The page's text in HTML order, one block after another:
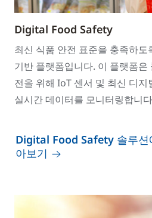
Digital Food Safety
최신 식품 안전 표준을 충족하도
기반 플랫폼입니다. 이 플랫폼
전을 위해 IoT 센서 및 최신 디지
실시간 데이터를 모니터링합니
Digital Food Safety 솔루션
아보기